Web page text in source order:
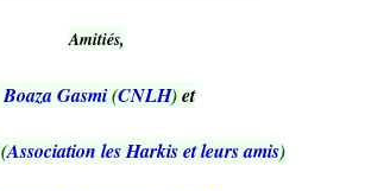
Amitiés,
BoazaGasmi(CNLH)et
(Association les Harkis et leurs amis)